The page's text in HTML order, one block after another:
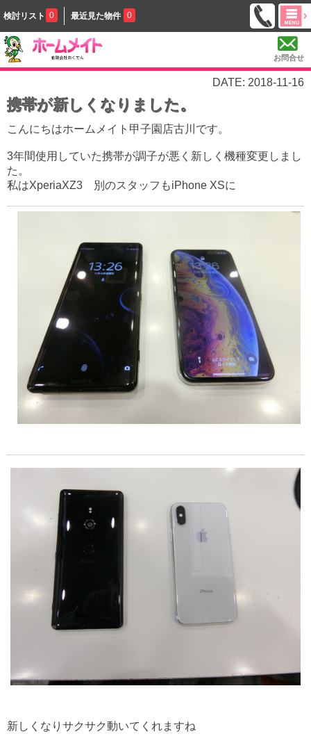
検討リスト 0 最近見た物件 0
お問合せ
DATE: 2018-11-16
携帯が新しくなりました。
こんにちはホームメイト甲子園店古川です。
3年間使用していた携帯が調子が悪く新しく機種変更しまし
た。
私はXperiaXZ3 別のスタッフもiPhone XSに
新しくなりサクサク動いてくれますね